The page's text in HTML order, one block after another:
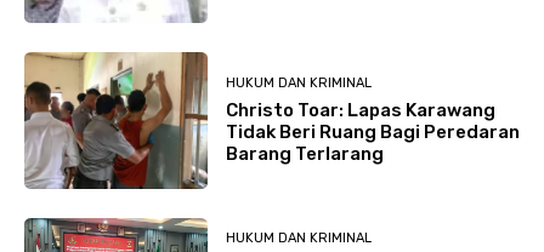
HUKUM DAN KRIMINAL
Christo Toar: Lapas Karawang
Tidak Beri Ruang Bagi Peredaran
Barang Terlarang
HUKUM DAN KRIMINAL